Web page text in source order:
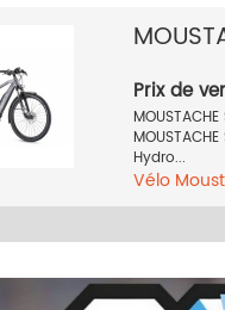
Prix de
Hydro...
Vélo
Semi-